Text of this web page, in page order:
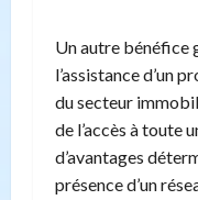
Un autre bénéfice
l’assistance d’un
du secteur
de l’accès à toute
d’avantages
présence d’un